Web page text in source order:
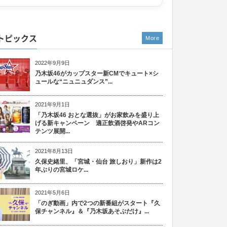
ピックス
2022年9月9日
乃木坂46がカップスター新CMでキュート×シ
ュールな“ニュニュダンス”...
2021年9月1日
「乃木坂46 おとな選抜」がお家飲みを盛り上
げる新キャンペーン 適正飲酒啓発やARコン
テンツ展開...
2021年8月13日
久保史緒里、「宮城・仙台 旅しおり」新作は2
年ぶりの宮城ロケ...
2021年5月6日
「のぎ動画」内で2つの新番組がスタート『久
保チャンネル』＆『乃木坂あそぶだけ』...
More